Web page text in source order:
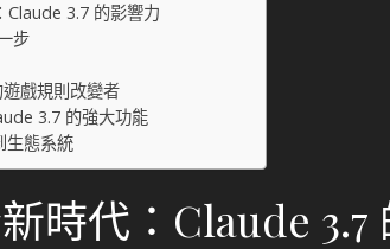
Claude 3.7 的影響力
步
戲規則改變者
3.7 的強大功能
生態系統
時代：Claude 3.7